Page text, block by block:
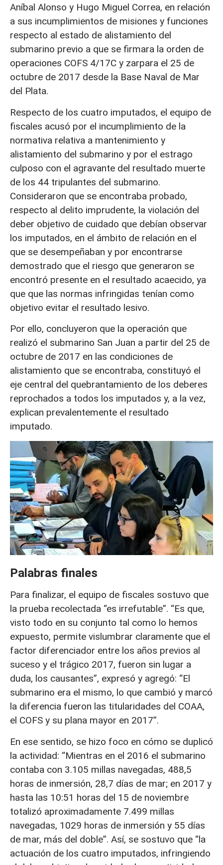
Aníbal Alonso y Hugo Miguel Correa, en relación
a sus incumplimientos de misiones y funciones
respecto al estado de alistamiento del
submarino previo a que se firmara la orden de
operaciones COFS 4/17C y zarpara el 25 de
octubre de 2017 desde la Base Naval de Mar
del Plata.
Respecto de los cuatro imputados, el equipo de
fiscales acusó por el incumplimiento de la
normativa relativa a mantenimiento y
alistamiento del submarino y por el estrago
culposo con el agravante del resultado muerte
de los 44 tripulantes del submarino.
Consideraron que se encontraba probado,
respecto al delito imprudente, la violación del
deber objetivo de cuidado que debían observar
los imputados, en el ámbito de relación en el
que se desempeñaban y por encontrarse
demostrado que el riesgo que generaron se
encontró presente en el resultado acaecido, ya
que que las normas infringidas tenían como
objetivo evitar el resultado lesivo.
Por ello, concluyeron que la operación que
realizó el submarino San Juan a partir del 25 de
octubre de 2017 en las condiciones de
alistamiento que se encontraba, constituyó el
eje central del quebrantamiento de los deberes
reprochados a todos los imputados y, a la vez,
explican prevalentemente el resultado
imputado.
Palabras finales
Para finalizar, el equipo de fiscales sostuvo que
la prueba recolectada “es irrefutable”. “Es que,
visto todo en su conjunto tal como lo hemos
expuesto, permite vislumbrar claramente que el
factor diferenciador entre los años previos al
suceso y el trágico 2017, fueron sin lugar a
duda, los causantes”, expresó y agregó: “El
submarino era el mismo, lo que cambió y marcó
la diferencia fueron las titularidades del COAA,
el COFS y su plana mayor en 2017”.
En ese sentido, se hizo foco en cómo se duplicó
la actividad: “Mientras en el 2016 el submarino
contaba con 3.105 millas navegadas, 488,5
horas de inmersión, 28,7 días de mar; en 2017 y
hasta las 10:51 horas del 15 de noviembre
totalizó aproximadamente 7.499 millas
navegadas, 1029 horas de inmersión y 55 días
de mar, más del doble”. Así, se sostuvo que “la
actuación de los cuatro imputados, infringiendo